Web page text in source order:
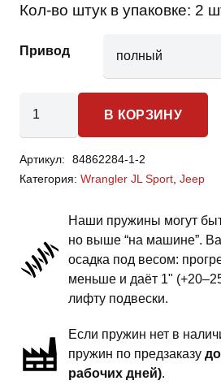
Кол-во штук в упаковке: 2
Привод
товара
Wrangler
JL
пружины
задней
дюйм
комфорт
В КОРЗИНУ
Артикул:
84862284-1-2
Категория: Wrangler JL Sport Jeep
Наши пружины могут
но выше “на машине”.
осадка под весом:
меньше и даёт 1"
лифту подвески.
Если пружин нет в
пружин по предзаказу
рабочих дней).